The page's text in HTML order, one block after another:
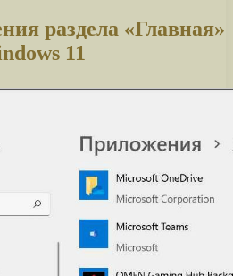
раздела «Главная»
11